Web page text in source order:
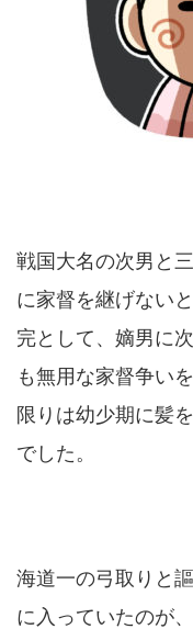
戦国大名の次男と
に家督を継げない
完として、嫡男に
も無用な家督争い
限りは幼少期に髪
でした。
海道一の弓取りと
に入っていたのが